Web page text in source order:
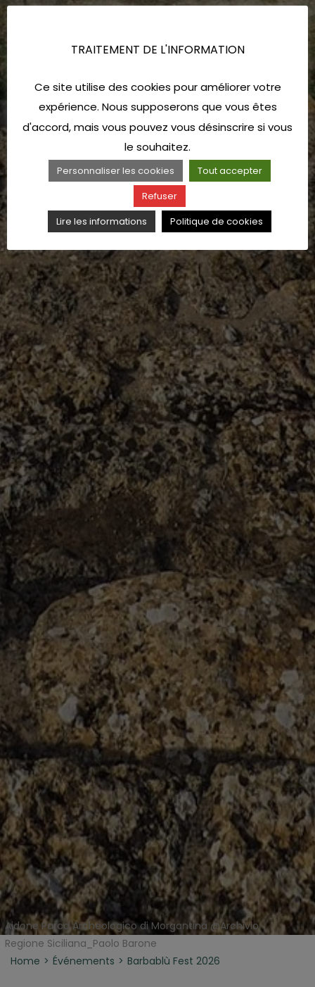
Aidone Parco Archeologico di Morgantina @Archivio
Regione Siciliana_Paolo Barone
Home
Événements Barbablù Fest 2026
TRAITEMENT DE L'INFORMATION
Ce site utilise des cookies pour améliorer votre
expérience. Nous supposerons que vous êtes
d'accord, mais vous pouvez vous désinscrire si vous
le souhaitez.
Personnaliser les cookies
Tout accepter
Refuser
Lire les informations
Politique de cookies